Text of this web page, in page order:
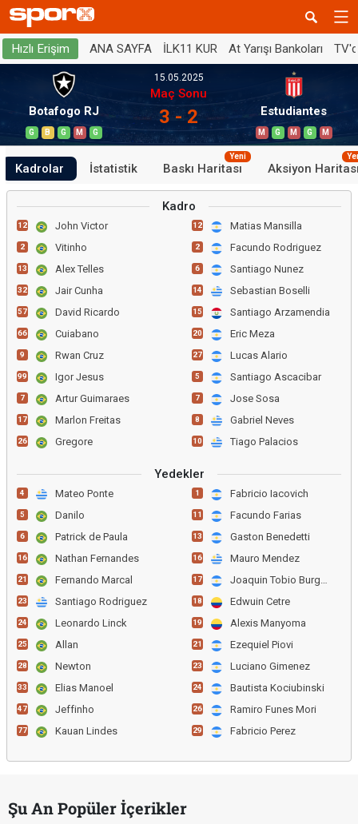
Hızlı Erişim ANA SAYFA İLK11 KUR At Yarışı Bankoları
Botafogo RJ
G B G M G
15.05.2025
Maç Sonu
3 - 2 Estudiantes
M G M G M
Kadrolar İstatistik Baskı Haritası
Yeni
Aksiyon
Kadro
12 John Victor
2 Vitinho
13 Alex Telles
32 Jair Cunha
57 David Ricardo
66 Cuiabano
9 Rwan Cruz
99 Igor Jesus
7 Artur Guimaraes
17 Marlon Freitas
26 Gregore
12 Matias Mansilla
2 Facundo Rodriguez
6 Santiago Nunez
14 Sebastian Boselli
15 Santiago Arzamendia
20 Eric Meza
27 Lucas Alario
5 Santiago Ascacibar
7 Jose Sosa
8 Gabriel Neves
10 Tiago Palacios
Yedekler
4 Mateo Ponte
5 Danilo
6 Patrick de Paula
16 Nathan Fernandes
21 Fernando Marcal
23 Santiago Rodriguez
24 Leonardo Linck
25 Allan
28 Newton
33 Elias Manoel
47 Jeffinho
77 Kauan Lindes
1 Fabricio Iacovich
11 Facundo Farias
13 Gaston Benedetti
16 Mauro Mendez
17 Joaquin Tobio Burgos
18 Edwuin Cetre
19 Alexis Manyoma
21 Ezequiel Piovi
23 Luciano Gimenez
24 Bautista Kociubinski
26 Ramiro Funes Mori
29 Fabricio Perez
Şu An Popüler İçerikler